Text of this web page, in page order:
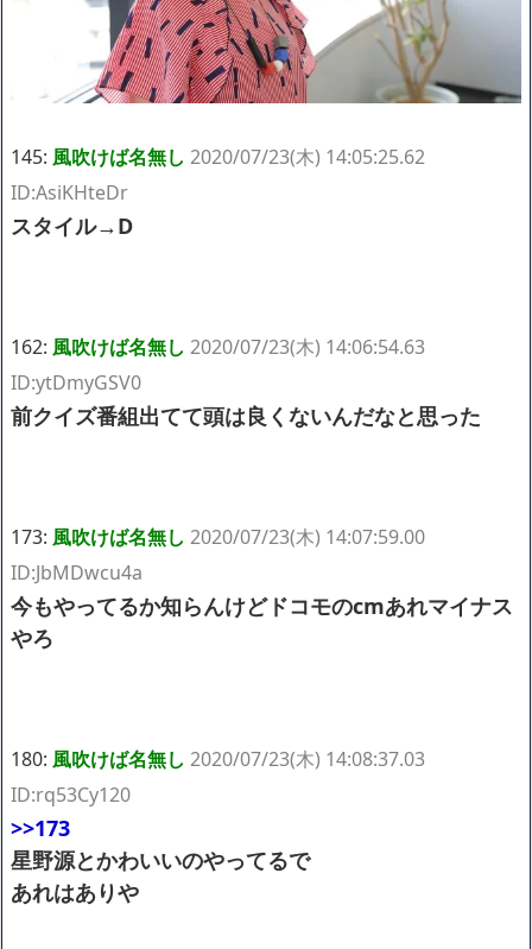
145: 風吹けば名無し 2020/07/23(木) 14:05:25.62
ID:AsiKHteDr
スタイル→D
162: 風吹けば名無し 2020/07/23(木) 14:06:54.63
ID:ytDmyGSV0
前クイズ番組出てて頭は良くないんだなと思った
173: 風吹けば名無し 2020/07/23(木) 14:07:59.00
ID:JbMDwcu4a
今もやってるか知らんけどドコモのcmあれマイナス
やろ
180: 風吹けば名無し 2020/07/23(木) 14:08:37.03
ID:rq53Cy120
>>173
星野源とかわいいのやってるで
あれはありや